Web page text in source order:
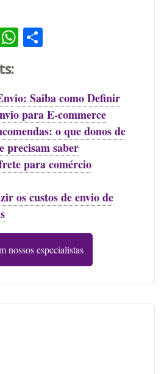
WhatsApp
Saiba como Definir
para E-commerce
o que donos de
precisam saber
para comércio
os custos de envio de
nossos especialistas